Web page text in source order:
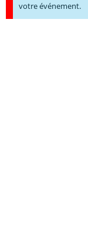
votre événement.